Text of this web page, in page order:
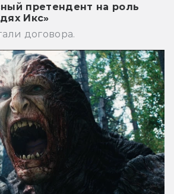
претендент на роль
Икс»
договора.